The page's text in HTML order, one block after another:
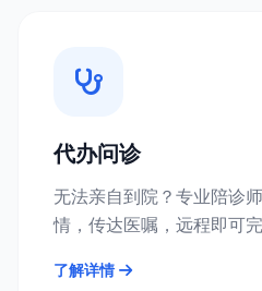
代办问诊
无法亲自到院？专业陪诊
情，传达医嘱，远程即可
了解详情